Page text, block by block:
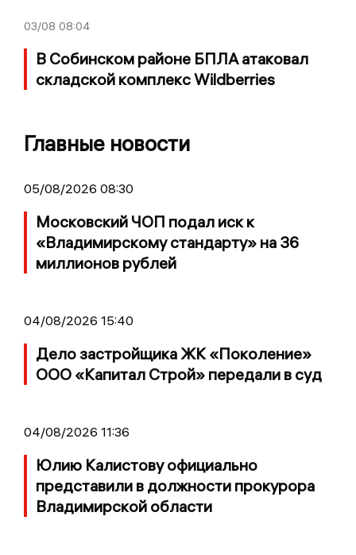
03/08 08:04
В Собинском районе БПЛА атаковал
складской комплекс Wildberries
Главные новости
05/08/2026 08:30
Московский ЧОП подал иск к
«Владимирскому стандарту» на 36
миллионов рублей
04/08/2026 15:40
Дело застройщика ЖК «Поколение»
ООО «Капитал Строй» передали в суд
04/08/2026 11:36
Юлию Калистову официально
представили в должности прокурора
Владимирской области